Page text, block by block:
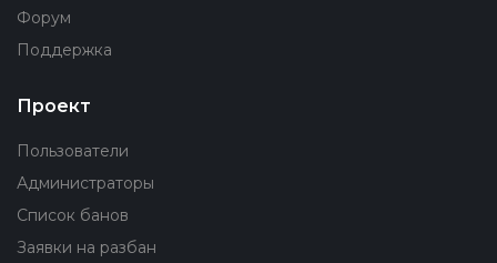
Форум
Поддержка
Проект
Пользователи
Администраторы
Список банов
Заявки на разбан